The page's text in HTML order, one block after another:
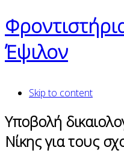
Έψιλον
Skip to content
Υποβολή
Νίκης για τους